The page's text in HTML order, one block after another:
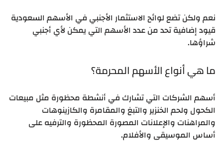
نعم ولكن تضع لوائح الاستثمار الأجنبي في الأسهم السعودية
قيود إضافية تحد من عدد الأسهم التي يمكن لأي أجنبي
شراؤها.
ما هي أنواع الأسهم المحرمة؟
أسهم الشركات التي تشارك في أنشطة محظورة مثل مبيعات
الكحول ولحم الخنزير والتبغ والمقامرة والكازينوهات
والمراهنات والإعلانات المصورة المحظورة والترفيه على
أساس الموسيقى والأفلام.